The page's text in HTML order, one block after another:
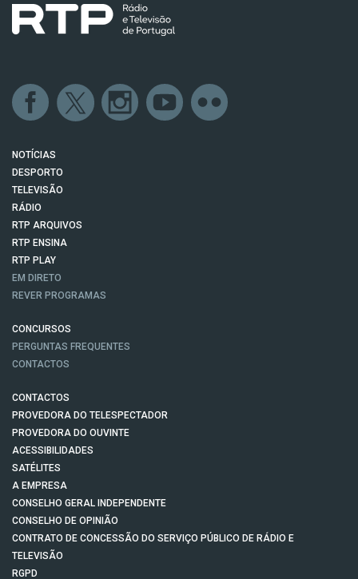
NOTÍCIAS
DESPORTO
TELEVISÃO
RÁDIO
RTP ARQUIVOS
RTP ENSINA
RTP PLAY
EM DIRETO
REVER PROGRAMAS
CONCURSOS
PERGUNTAS FREQUENTES
CONTACTOS
CONTACTOS
PROVEDORA DO TELESPECTADOR
PROVEDORA DO OUVINTE
ACESSIBILIDADES
SATÉLITES
A EMPRESA
CONSELHO GERAL INDEPENDENTE
CONSELHO DE OPINIÃO
CONTRATO DE CONCESSÃO DO SERVIÇO PÚBLICO DE RÁDIO E
TELEVISÃO
RGPD